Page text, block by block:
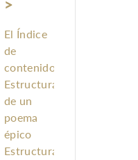
Class>
<revisionDesc>
El Índice
de
contenidos
Estructura
de un
poema
épico
Estructura